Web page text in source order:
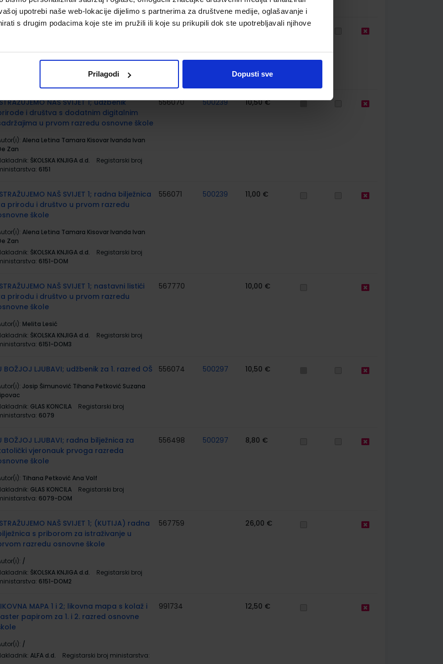
upotrebi naše web-lokacije dijelimo s partnerima za društvene medije, oglašavanje i
s drugim podacima koje ste im pružili ili koje su prikupili dok ste upotrebljavali njihove
Prilagodi Dopusti sve
7001
E-SVIJET 1; radna bilježnica informatike u
567003 11,50 €
NAŠ SVIJET 1; udžbenik
i društva s dodatnim digitalnim
u prvom razredu osnovne škole
Alena Letina Tamara Kisovar Ivanda Ivan
Zan
ŠKOLSKA KNJIGA d.d.
Registarski broj
6151
556070 500239 10,50 €
NAŠ SVIJET 1; radna bilježnica
prirodu i društvo u prvom razredu
škole
Alena Letina Tamara Kisovar Ivanda Ivan
Zan
ŠKOLSKA KNJIGA d.d.
Registarski broj
6151-DOM
556071 500239 11,00 €
NAŠ SVIJET 1; nastavni listići
prirodu i društvo u prvom razredu
škole
Melita Lesić
ŠKOLSKA KNJIGA d.d.
Registarski broj
6151-DOM3
567770 10,00 €
BOŽJOJ LJUBAVI; udžbenik za 1. razred OŠ
Josip Šimunović Tihana Petković Suzana
GLAS KONCILA
Registarski broj
6079
556074 500297 10,50 €
BOŽJOJ LJUBAVI; radna bilježnica za
vjeronauk prvoga razreda
škole
Tihana Petković Ana Volf
GLAS KONCILA
Registarski broj
6079-DOM
556498 500297 8,80 €
NAŠ SVIJET 1; (KUTIJA) radna
s priborom za istraživanje u
razredu osnovne škole
/
ŠKOLSKA KNJIGA d.d.
Registarski broj
6151-DOM2
567759 26,00 €
MAPA 1 i 2; likovna mapa s kolaž i
papirom za 1. i 2. razred osnovne
/
ALFA d.d. Registarski broj ministarstva:
991734 12,50 €